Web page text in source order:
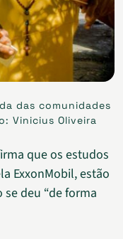
das comunidades
Vinicius Oliveira
que os estudos
ExxonMobil, estão
deu “de forma